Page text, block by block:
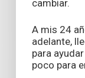
cambiar.
A mis 24
adelante,
para
poco para